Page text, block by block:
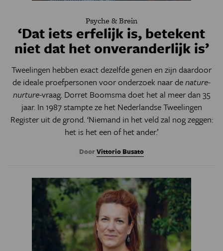
Psyche & Brein
‘Dat iets erfelijk is, betekent
niet dat het onveranderlijk is’
Tweelingen hebben exact dezelfde genen en zijn daardoor
de ideale proefpersonen voor onderzoek naar denature-
nurture-vraag. Dorret Boomsma doet het al meer dan 35
jaar. In 1987 stampte ze het Nederlandse Tweelingen
Register uit de grond. ‘Niemand in het veld zal nog zeggen:
het is het een of het ander.’
DoorVittorio Busato